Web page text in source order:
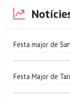
Festa major de
Festa Major de